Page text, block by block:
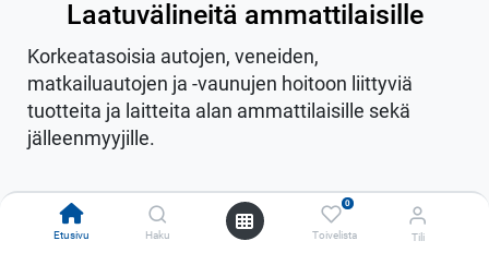
Etusivu Haku
0
Toivelista Tili
Laatuvälineitä ammattilaisille
Korkeatasoisia autojen, veneiden,
matkailuautojen ja -vaunujen hoitoon liittyviä
tuotteita ja laitteita alan ammattilaisille sekä
jälleenmyyjille.